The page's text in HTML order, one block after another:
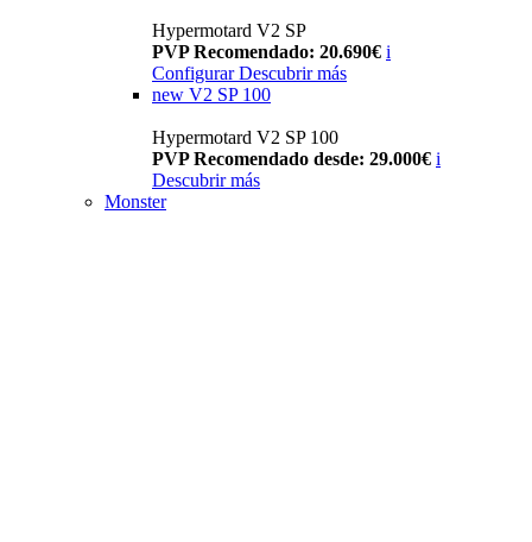
Hypermotard V2 SP
PVP Recomendado: 20.690€ i
Configurar Descubrir más
new V2 SP 100
Hypermotard V2 SP 100
PVP Recomendado desde: 29.000€ i
Descubrir más
Monster